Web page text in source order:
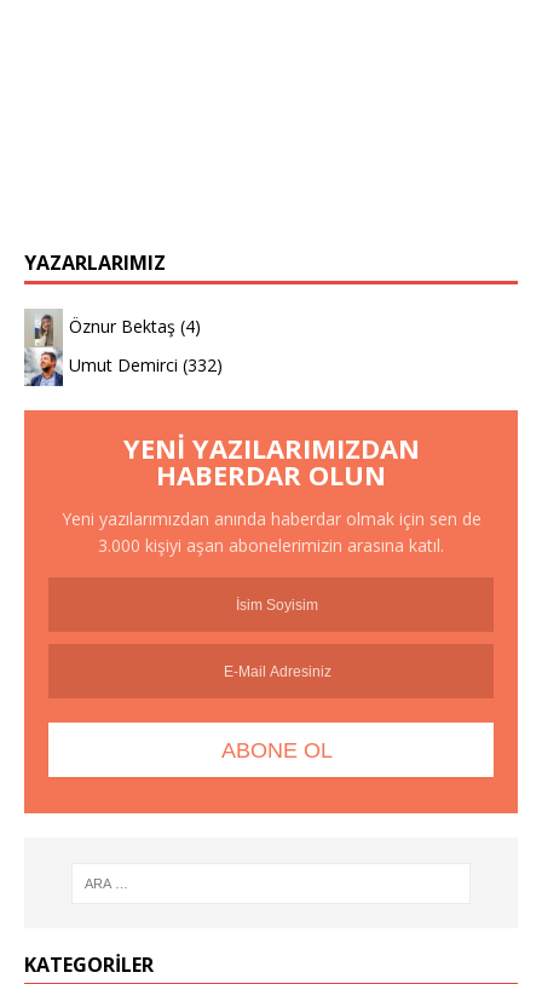
YAZARLARIMIZ
Öznur Bektaş (4)
Umut Demirci (332)
YENI YAZILARIMIZDAN
HABERDAR OLUN
Yeni yazılarımızdan anında haberdar olmak için sen de
3.000 kişiyi aşan abonelerimizin arasına katıl.
KATEGORILER